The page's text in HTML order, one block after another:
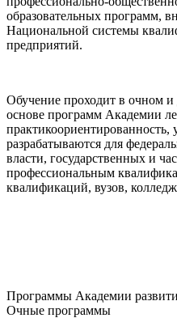
образовательных программ,
Национальной системы
предприятий.
Обучение проходит в очном
основе программ Академии
разрабатываются для
власти, государственных и
профессиональным
квалификаций, вузов,
Программы Академии
Очные программы